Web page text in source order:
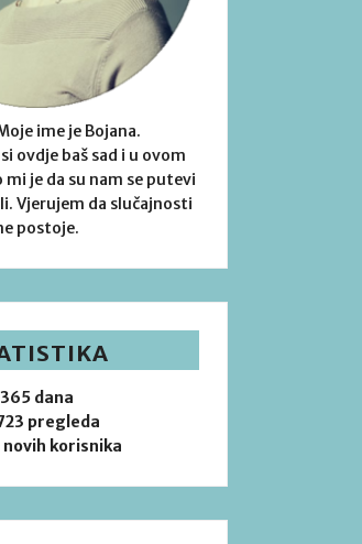
ime je Bojana.
ovdje baš sad i u ovom
je da su nam se putevi
Vjerujem da slučajnosti
postoje.
365 dana
pregleda
korisnika